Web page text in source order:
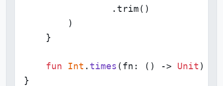
                .trim()
        )
    }
fun Int . times (fn: () -> Unit )
}